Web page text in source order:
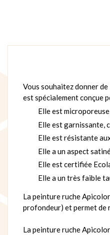
Vous souhaitez donner
est spécialement conçue
Elle est
Elle est garnissante,
Elle est résistante
Elle a un aspect
Elle est certifiée
Elle a un très faible
La peinture ruche
profondeur) et permet de
La peinture ruche